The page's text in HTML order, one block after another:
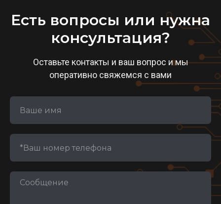
Есть вопросы или нужна
консультация?
Оставьте контакты и ваш вопрос и мы
оперативно свяжемся с вами